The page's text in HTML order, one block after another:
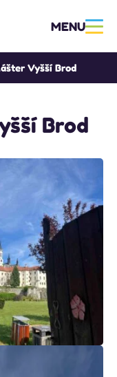
MENU
Vyšší Brod
Brod